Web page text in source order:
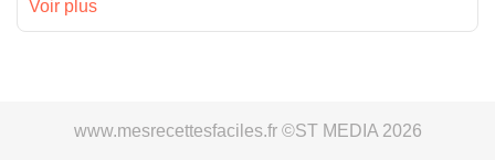
Voir plus
www.mesrecettesfaciles.fr ©ST MEDIA 2026